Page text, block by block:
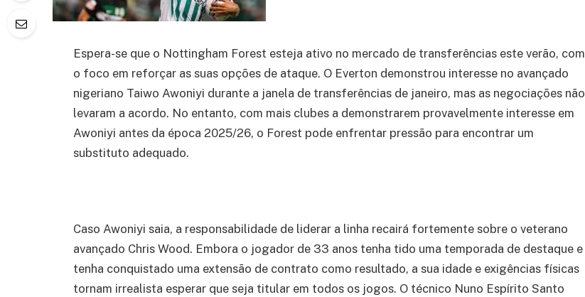
Espera-se que o Nottingham Forest esteja ativo no mercado de transferências este verão, com
o foco em reforçar as suas opções de ataque. O Everton demonstrou interesse no avançado
nigeriano Taiwo Awoniyi durante a janela de transferências de janeiro, mas as negociações não
levaram a acordo. No entanto, com mais clubes a demonstrarem provavelmente interesse em
Awoniyi antes da época 2025/26, o Forest pode enfrentar pressão para encontrar um
substituto adequado.
Caso Awoniyi saia, a responsabilidade de liderar a linha recairá fortemente sobre o veterano
avançado Chris Wood. Embora o jogador de 33 anos tenha tido uma temporada de destaque e
tenha conquistado uma extensão de contrato como resultado, a sua idade e exigências físicas
tornam irrealista esperar que seja titular em todos os jogos. O técnico Nuno Espírito Santo